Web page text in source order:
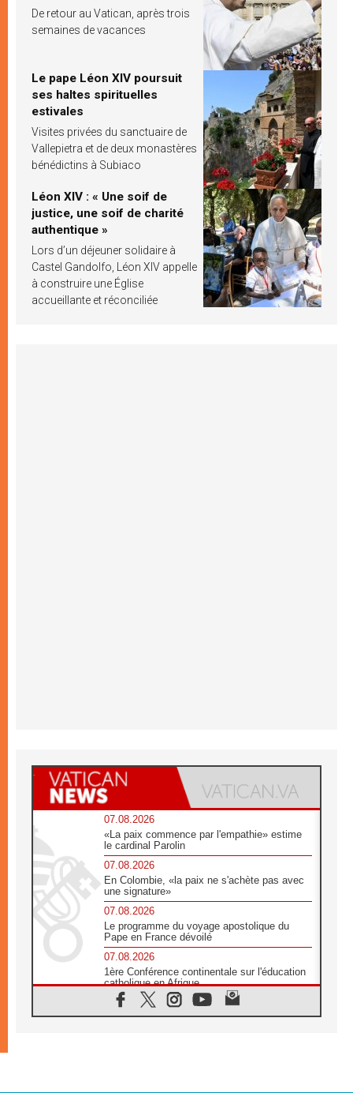
De retour au Vatican, après trois
semaines de vacances
Le pape Léon XIV poursuit
ses haltes spirituelles
estivales
Visites privées du sanctuaire de
Vallepietra et de deux monastères
bénédictins à Subiaco
Léon XIV : « Une soif de
justice, une soif de charité
authentique »
Lors d’un déjeuner solidaire à
Castel Gandolfo, Léon XIV appelle
à construire une Église
accueillante et réconciliée
07.08.2026
«La paix commence par l'empathie» estime
le cardinal Parolin
07.08.2026
En Colombie, «la paix ne s'achète pas avec
une signature»
07.08.2026
Le programme du voyage apostolique du
Pape en France dévoilé
07.08.2026
1ère Conférence continentale sur l'éducation
catholique en Afrique
07.08.2026
Un logo symbolique pour la venue du Pape